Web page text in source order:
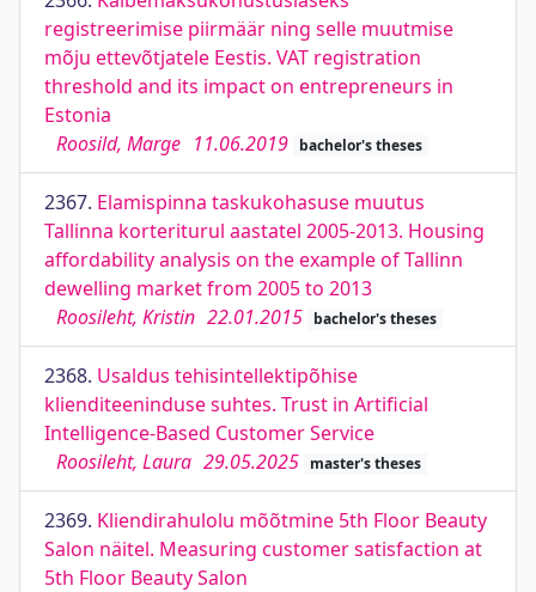
registreerimise piirmäär ning selle muutmise
mõju ettevõtjatele Eestis. VAT registration
threshold and its impact on entrepreneurs in
Estonia
Roosild, Marge 11.06.2019 bachelor's theses
2367. Elamispinna taskukohasuse muutus
Tallinna korteriturul aastatel 2005-2013. Housing
affordability analysis on the example of Tallinn
dewelling market from 2005 to 2013
Roosileht, Kristin 22.01.2015 bachelor's theses
2368. Usaldus tehisintellektipõhise
klienditeeninduse suhtes. Trust in Artificial
Intelligence-Based Customer Service
Roosileht, Laura 29.05.2025 master's theses
2369. Kliendirahulolu mõõtmine 5th Floor Beauty
Salon näitel. Measuring customer satisfaction at
5th Floor Beauty Salon